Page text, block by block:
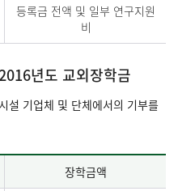
등록금 전액 및 일부 연구지원
비
년도 교외장학금
설 기업체 및 단체에서의 기부를
장학금액